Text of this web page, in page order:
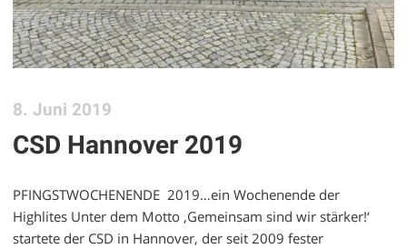
8. Juni 2019
CSD Hannover 2019
PFINGSTWOCHENENDE 2019…ein Wochenende der
Highlites Unter dem Motto ‚Gemeinsam sind wir stärker!‘
startete der CSD in Hannover, der seit 2009 fester